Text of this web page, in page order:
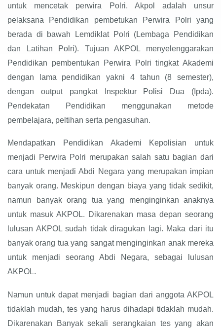
untuk mencetak perwira Polri. Akpol adalah unsur
pelaksana Pendidikan pembetukan Perwira Polri yang
berada di bawah Lemdiklat Polri (Lembaga Pendidikan
dan Latihan Polri). Tujuan AKPOL menyelenggarakan
Pendidikan pembentukan Perwira Polri tingkat Akademi
dengan lama pendidikan yakni 4 tahun (8 semester),
dengan output pangkat Inspektur Polisi Dua (Ipda).
Pendekatan Pendidikan menggunakan metode
pembelajara, peltihan serta pengasuhan.
Mendapatkan Pendidikan Akademi Kepolisian untuk
menjadi Perwira Polri merupakan salah satu bagian dari
cara untuk menjadi Abdi Negara yang merupakan impian
banyak orang. Meskipun dengan biaya yang tidak sedikit,
namun banyak orang tua yang menginginkan anaknya
untuk masuk AKPOL. Dikarenakan masa depan seorang
lulusan AKPOL sudah tidak diragukan lagi. Maka dari itu
banyak orang tua yang sangat menginginkan anak mereka
untuk menjadi seorang Abdi Negara, sebagai lulusan
AKPOL.
Namun untuk dapat menjadi bagian dari anggota AKPOL
tidaklah mudah, tes yang harus dihadapi tidaklah mudah.
Dikarenakan Banyak sekali serangkaian tes yang akan